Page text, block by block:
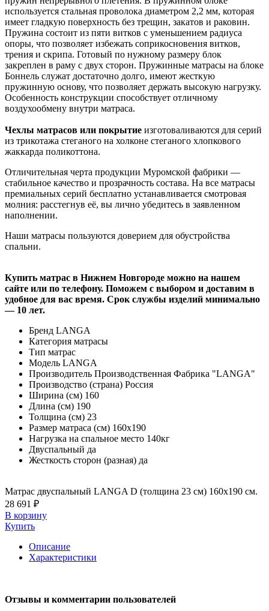
используется стальная проволока диаметром 2,2 мм, которая
имеет гладкую поверхность без трещин, закатов и раковин.
Пружина состоит из пяти витков с уменьшением радиуса
опоры, что позволяет избежать соприкосновения витков,
трения и скрипа. Готовый по нужному размеру блок
закреплен в раму с двух сторон. Пружинные матрасы на блоке
Боннель служат достаточно долго, имеют жесткую
пружинную основу, что позволяет держать высокую нагрузку.
Особенность конструкции способствует отличному
воздухообмену внутри матраса.
Чехлы матрасов или покрытие изготоваливаются для серий
из трикотажа стеганого на холконе стеганого хлопкового
жаккарда поликоттона.
Отличительная черта продукции Муромской фабрики —
стабильное качество и прозрачность состава. На все матрасы
премиальных серий бесплатно устанавливается смотровая
молния: расстегнув её, вы лично убедитесь в заявленном
наполнении.
Наши матрасы пользуются доверием для обустройства
спальни.
Купить матрас в Нижнем Новгороде можно на нашем
сайте или по телефону. Поможем с выбором и доставим в
удобное для вас время. Срок службы изделий минимально
— 10 лет.
Бренд LANGA
Категория матрасы
Тип матрас
Модель LANGA
Производитель Производственная Фабрика "LANGA"
Производство (страна) Россия
Ширина (см) 160
Длина (см) 190
Толщина (см) 23
Размер матраса (см) 160х190
Нагрузка на спальное место 140кг
Двуспальный да
Жесткость сторон (разная) да
Матрас двуспальный LANGA D (толщина 23 см) 160х190 см.
28 691 ₽
В корзину
Купить
Описание
Характеристики
Отзывы и комментарии пользователей